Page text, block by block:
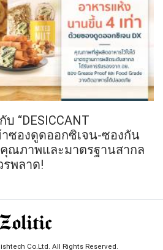
“DESICCANT
าซองดูดออกซิเจน-ซองกัน
ณภาพและมาตรฐานสากล
รพลาด!
Co.Ltd. All Rights Reserved.